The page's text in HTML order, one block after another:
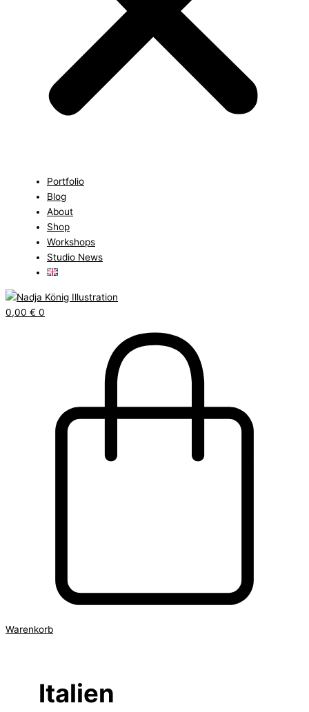
Portfolio
Blog
About
Shop
Workshops
Studio News
0,00 € 0
Warenkorb
Italien